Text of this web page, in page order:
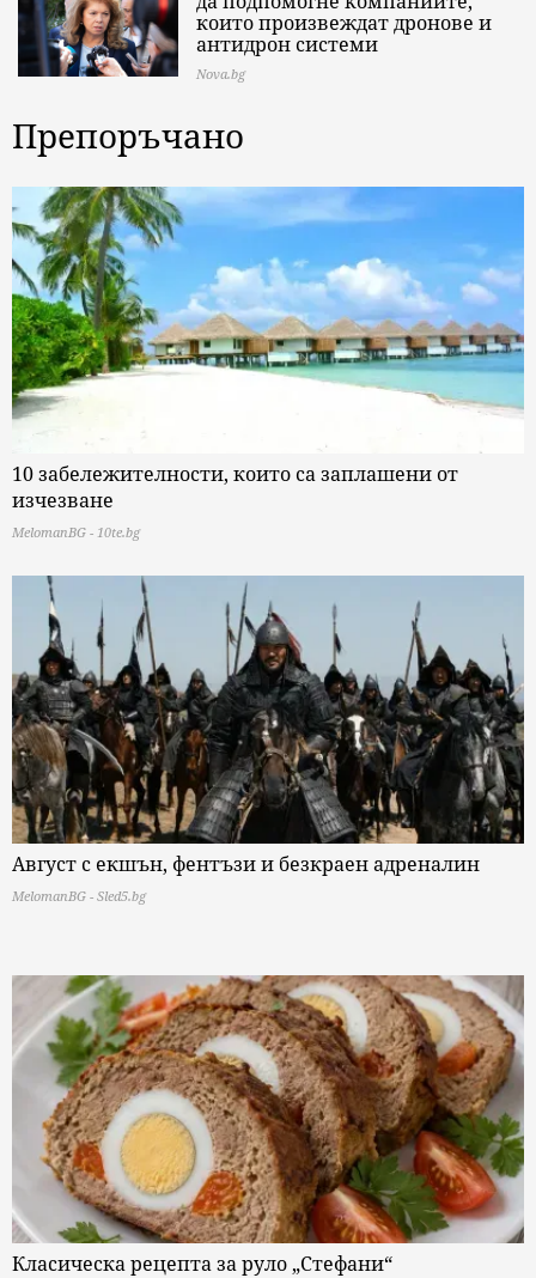
които произвеждат дронове и
антидрон системи
Nova.bg
Препоръчано
10 забележителности, които са заплашени от
изчезване
MelomanBG - 10te.bg
Август с екшън, фентъзи и безкраен адреналин
MelomanBG - Sled5.bg
Класическа рецепта за руло „Стефани“